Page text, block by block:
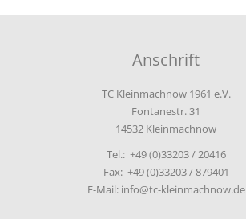
Anschrift
TC Kleinmachnow 1961 e.V.
Fontanestr. 31
14532 Kleinmachnow
Tel.: +49 (0)33203 / 20416
Fax: +49 (0)33203 / 879401
E-Mail: info@tc-kleinmachnow.de